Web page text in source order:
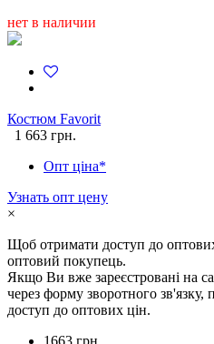
нет в наличии
Костюм Favorit
1 663 грн.
Опт ціна*
Узнать опт цену
×
Щоб отримати доступ до
оптовий покупець.
Якщо Ви вже зареєстровані на
через форму зворотного
доступ до оптових цін.
1663 грн